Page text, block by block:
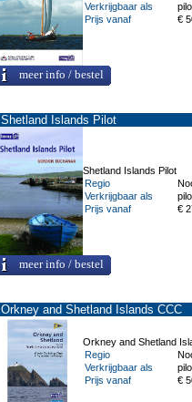
Verkrijgbaar als
Prijs vanaf
€
meer info / bestel
Shetland Islands Pilot
Shetland Islands Pilot
Regio
Verkrijgbaar als
Prijs vanaf
€
meer info / bestel
Orkney and Shetland Islands CCC
Orkney and Shetland
Regio
Verkrijgbaar als
Prijs vanaf
€